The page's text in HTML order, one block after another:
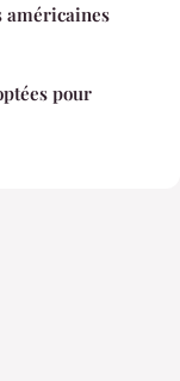
américaines
pour